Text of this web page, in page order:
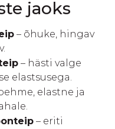
jaoks
– õhuke, hingav
– hästi valge
elastsusega.
elastne ja
– eriti